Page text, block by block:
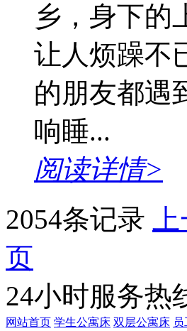
乡，身下的
让人烦躁不
的朋友都遇
响睡...
阅读详情>
2054条记录
页
24小时服务热
网站首页 学生公寓床 双层公寓床